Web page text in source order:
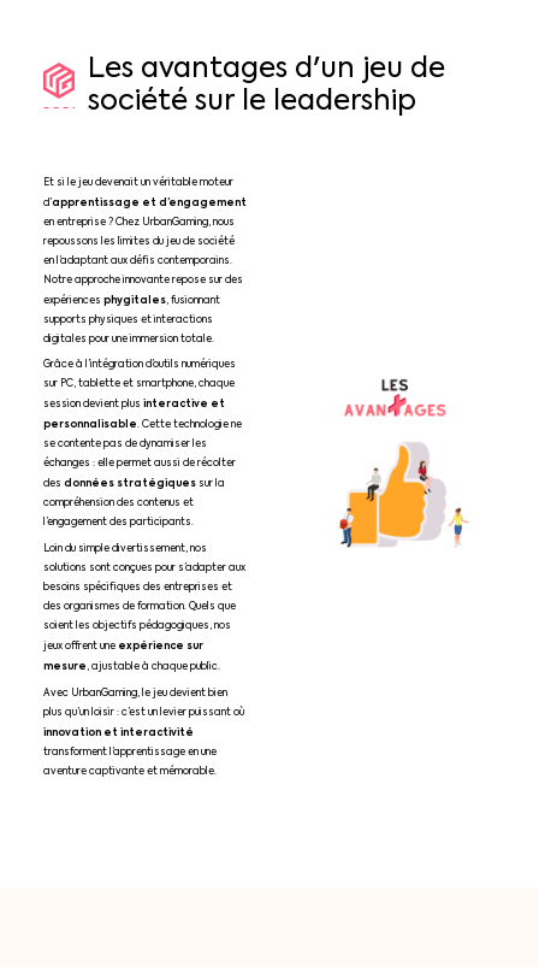
Les avantages d'un jeu de
société sur le leadership
Et si le jeu devenait un véritable moteur
d’apprentissage et d’engagement
en entreprise ? Chez UrbanGaming, nous
repoussons les limites du jeu de société
en l’adaptant aux défis contemporains.
Notre approche innovante repose sur des
expériences phygitales, fusionnant
supports physiques et interactions
digitales pour une immersion totale.
Grâce à l’intégration d’outils numériques
sur PC, tablette et smartphone, chaque
session devient plus interactive et
personnalisable. Cette technologie ne
se contente pas de dynamiser les
échanges : elle permet aussi de récolter
des données stratégiquessur la
compréhension des contenus et
l’engagement des participants.
Loin du simple divertissement, nos
solutions sont conçues pour s’adapter aux
besoins spécifiques des entreprises et
des organismes de formation. Quels que
soient les objectifs pédagogiques, nos
jeux offrent une expérience sur
mesure, ajustable à chaque public.
Avec UrbanGaming, le jeu devient bien
plus qu’un loisir : c’est un levier puissant où
innovation et interactivité
transforment l’apprentissage en une
aventure captivante et mémorable.